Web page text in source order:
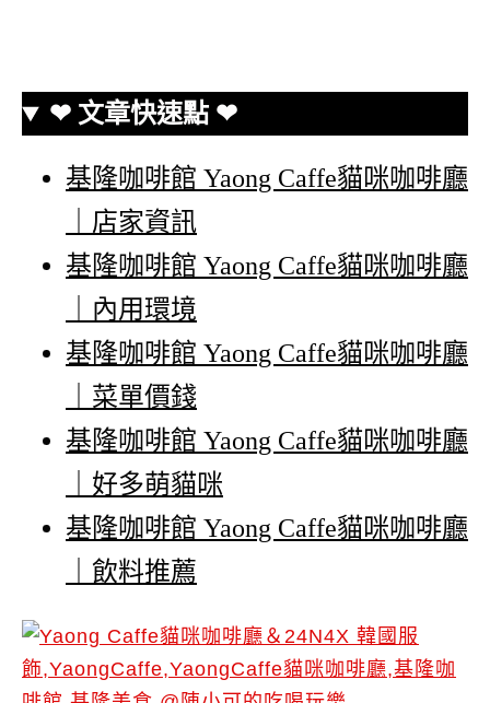
❤ 文章快速點 ❤
基隆咖啡館 Yaong Caffe貓咪咖啡廳
｜店家資訊
基隆咖啡館 Yaong Caffe貓咪咖啡廳
｜內用環境
基隆咖啡館 Yaong Caffe貓咪咖啡廳
｜菜單價錢
基隆咖啡館 Yaong Caffe貓咪咖啡廳
｜好多萌貓咪
基隆咖啡館 Yaong Caffe貓咪咖啡廳
｜飲料推薦